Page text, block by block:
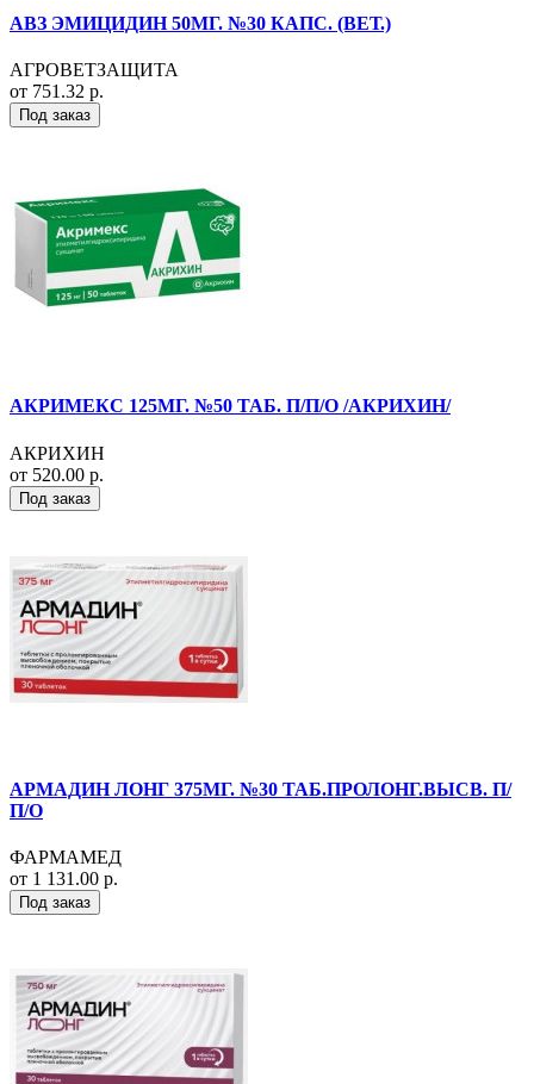
АВЗ ЭМИЦИДИН 50МГ. №30 КАПС. (ВЕТ.)
АГРОВЕТЗАЩИТА
от 751.32 р.
Под заказ
АКРИМЕКС 125МГ. №50 ТАБ. П/П/О /АКРИХИН/
АКРИХИН
от 520.00 р.
Под заказ
АРМАДИН ЛОНГ 375МГ. №30 ТАБ.ПРОЛОНГ.ВЫСВ. П/
П/О
ФАРМАМЕД
от 1 131.00 р.
Под заказ